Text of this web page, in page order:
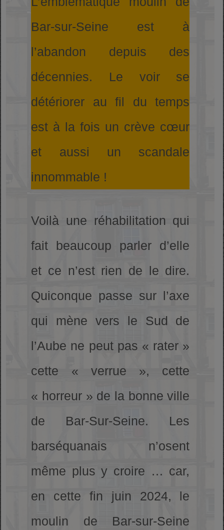
Bar-sur-Seine est à
l’abandon depuis des
décennies. Le voir se
détériorer au fil du temps
est à la fois un crève cœur
et aussi un scandale
innommable !
Voilà une réhabilitation qui
fait beaucoup parler d’elle
et ce n’est rien de le dire.
Quiconque passe sur l’axe
qui mène vers le Sud de
l’Aube ne peut pas « rater »
cette « verrue », cette
« horreur » de la bonne ville
de Bar-Sur-Seine. Les
barséquanais n’osent
même plus y croire … car,
en cette fin juin 2024, le
moulin de Bar-sur-Seine